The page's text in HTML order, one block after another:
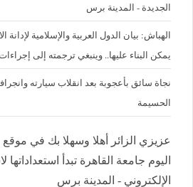
الجديدة - المدينة برس
الهباش: بيان الدول العربية والإسلامية لإدانة
يمكن البناء عليها.. وينبغي ترجمته إلى
نجاة سائق بأعجوبة بعد انقلاب سيارته
الحسيمة
عزيزي الزائر أهلا وسهلا بك في
اليوم جامعة القاهرة تبدأ
الإلكتروني - المدينة برس